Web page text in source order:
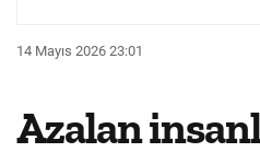
14 Mayıs 2026 23:01
Azalan